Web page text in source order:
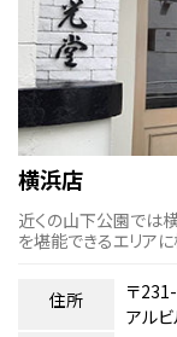
横浜店
近くの山下公園では
を堪能できるエリア
住所
〒
アル